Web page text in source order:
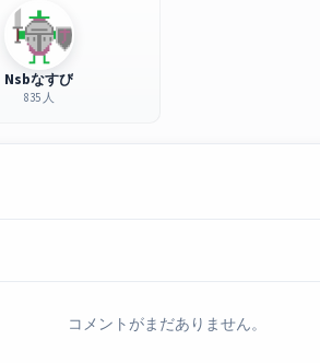
Nsbなすび
835 人
コメントがまだありません。